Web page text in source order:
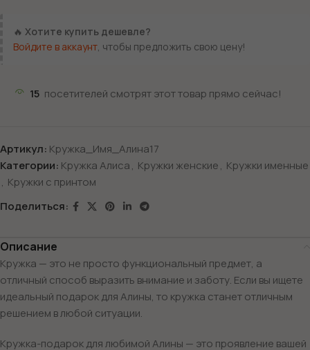
🔥 Хотите купить дешевле?
Войдите в аккаунт , чтобы предложить свою цену!
15 посетителей смотрят этот товар прямо сейчас!
Артикул: Кружка_Имя_Алина17
Категории: Кружка Алиса, Кружки женские, Кружки именные
, Кружки с принтом
Поделиться:
Описание
Кружка — это не просто функциональный предмет, а
отличный способ выразить внимание и заботу. Если вы ищете
идеальный подарок для Алины, то кружка станет отличным
решением в любой ситуации.
Кружка-подарок для любимой Алины — это проявление вашей